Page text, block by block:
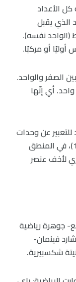
الأعداد
الذي يقبل
نفسه).
أو مركبًا.
الصفر والواحد.
واحد. أي إنّها
عن وحدات
أساسية. يملك البروتون الواحد الشحنة (+1)، في المنطق
لأخف عنصر
جوهرة رياضية
فينمان-